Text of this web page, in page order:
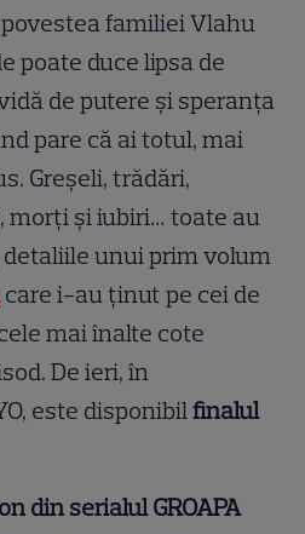
familiei Vlahu
poate duce lipsa de
de putere și speranța
pare că ai totul, mai
Greșeli, trădări,
morți și iubiri… toate au
unui prim volum
care i-au ținut pe cei de
mai înalte cote
De ieri, în
este disponibilfinalul
din serialul GROAPA